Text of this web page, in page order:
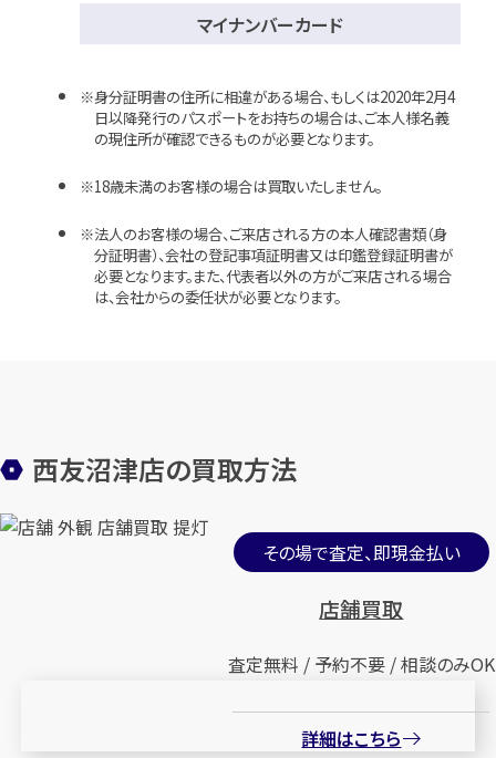
マイナンバーカード
身分証明書の住所に相違がある場合、もしくは2020年2月4
日以降発行のパスポートをお持ちの場合は、ご本人様名義
の現住所が確認できるものが必要となります。
18歳未満のお客様の場合は買取いたしません。
法人のお客様の場合、ご来店される方の本人確認書類（身
分証明書）、会社の登記事項証明書又は印鑑登録証明書が
必要となります。また、代表者以外の方がご来店される場合
は、会社からの委任状が必要となります。
西友沼津店の買取方法
その場で査定、即現金払い
店舗買取
査定無料 / 予約不要 / 相談のみOK
詳細はこちら